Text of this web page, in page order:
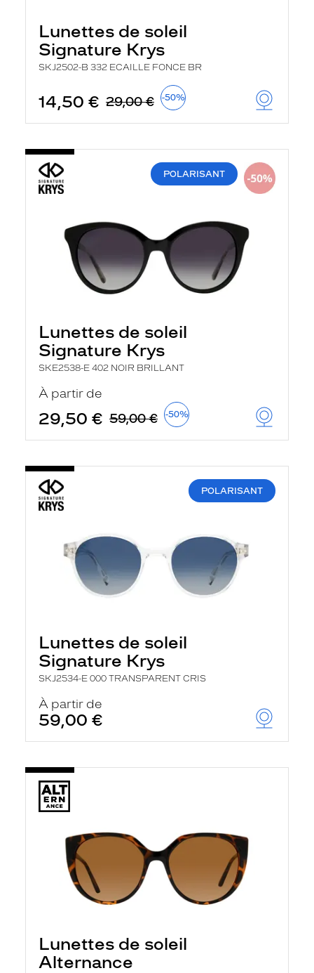
Lunettes de soleil
Signature Krys
SKJ2502-B 332 ECAILLE FONCE BR
14,50 € 29,00 € -50%
POLARISANT
Lunettes de soleil
Signature Krys
SKE2538-E 402 NOIR BRILLANT
À partir de
29,50 € 59,00 € -50%
POLARISANT
Lunettes de soleil
Signature Krys
SKJ2534-E 000 TRANSPARENT CRIS
À partir de
59,00 €
Lunettes de soleil
Alternance